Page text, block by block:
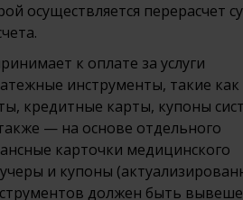
осуществляется перерасчет
к оплате за услуги
инструменты, такие как
кредитные карты, купоны
— на основе отдельного
карточки медицинского
и купоны
должен быть